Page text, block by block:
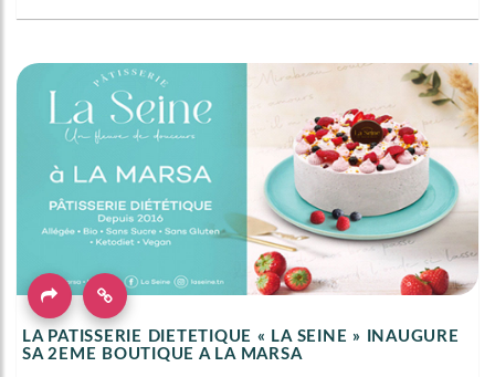
LA PATISSERIE DIETETIQUE « LA SEINE » INAUGURE
SA 2EME BOUTIQUE A LA MARSA